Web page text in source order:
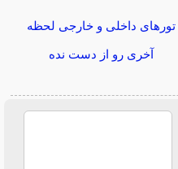
تورهای داخلی و خارجی لحظه
آخری رو از دست نده